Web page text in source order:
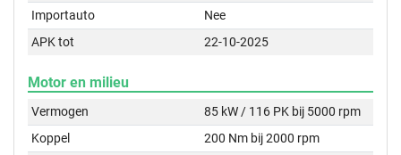
Importauto
Nee
APK tot
22-10-2025
Motor en milieu
Vermogen
85 kW / 116 PK bij 5000 rpm
Koppel
200 Nm bij 2000 rpm